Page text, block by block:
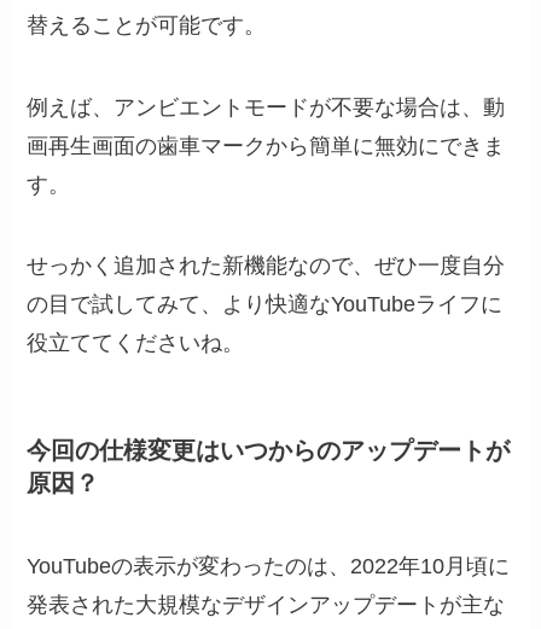
替えることが可能です。
例えば、アンビエントモードが不要な場合は、動
画再生画面の歯車マークから簡単に無効にできま
す。
せっかく追加された新機能なので、ぜひ一度自分
の目で試してみて、より快適なYouTubeライフに
役立ててくださいね。
今回の仕様変更はいつからのアップデートが
原因？
YouTubeの表示が変わったのは、2022年10月頃に
発表された大規模なデザインアップデートが主な